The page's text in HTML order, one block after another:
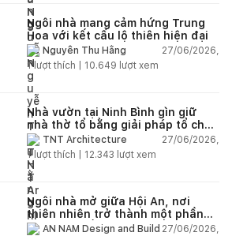
Ngôi nhà mang cảm hứng Trung
Hoa với kết cấu lộ thiên hiện đại
Nguyễn Thu Hằng
27/06/2026,
1lượt thích | 10.649 lượt xem
Nhà vườn tại Ninh Bình gìn giữ
nhà thờ tổ bằng giải pháp tổ chức
lại không gian
TNT Architecture
27/06/2026,
1lượt thích | 12.343 lượt xem
Ngôi nhà mở giữa Hội An, nơi
thiên nhiên trở thành một phần
của cuộc sống
AN NAM Design and Build 27/06/2026,